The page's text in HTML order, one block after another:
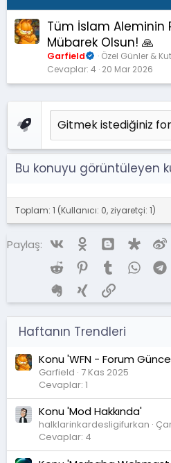
Tüm İslam Aleminin
Mübarek Olsun! 🙏
Garfield
Özel Günler &
Cevaplar 4 20 Mar 2026
Bu konuyu görüntüleyen
Toplam: 1 (Kullanıcı: 0, ziyaretçi: 1)
Paylaş: Vk Blogger
Reddit Pinterest
Tumblr
Evernote
Xing Link
Haftanın Trendleri
Konu 'WFN - Forum
Garfield 7 Kas 2025
Cevaplar: 1
Konu 'Mod Hakkında'
halklarinkardesligifurkan
Cevaplar: 4